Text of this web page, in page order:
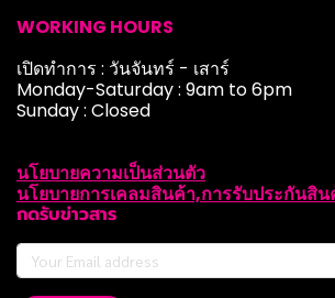
WORKING HOURS
เปิดทำการ : วันจันทร์ - เสาร์
Monday-Saturday : 9am to 6pm
Sunday : Closed
นโยบายความเป็นส่วนตัว
นโยบายการเคลมสินค้า,การรับประกันสิน
กดรับข่าวสาร